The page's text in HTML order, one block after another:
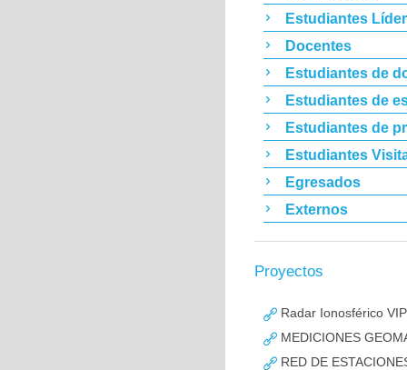
Estudiantes
Docentes
Estudiantes de
Estudiantes de
Estudiantes de
Estudiantes
Egresados
Externos
Proyectos
Radar Ionosférico
MEDICIONES
RED DE